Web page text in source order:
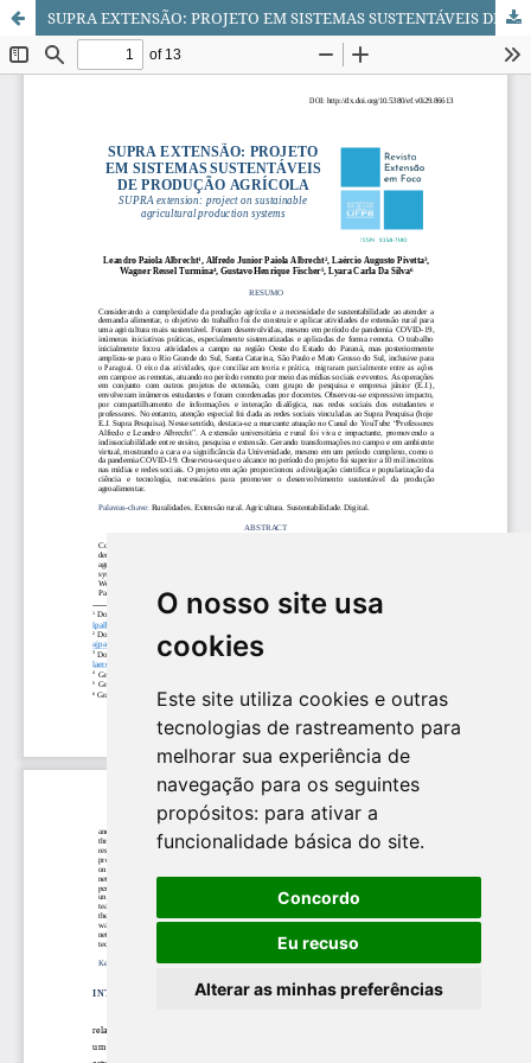
O nosso site usa
cookies
Este site utiliza cookies e outras
tecnologias de rastreamento para
melhorar sua experiência de
navegação para os seguintes
propósitos: para ativar a
funcionalidade básica do site.
Concordo
Eu recuso
Alterar as minhas preferências
SUPRA EXTENSÃO: PROJETO EM SISTEMAS SUSTENTÁVEIS DE PRODUÇÃO AGRÍCOLA